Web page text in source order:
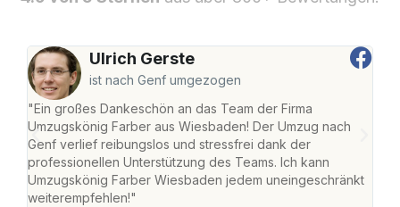
Ulrich Gerste
ist nach Genf umgezogen
"Ein großes Dankeschön an das Team der Firma
Umzugskönig Farber aus Wiesbaden! Der Umzug nach
Genf verlief reibungslos und stressfrei dank der
professionellen Unterstützung des Teams. Ich kann
Umzugskönig Farber Wiesbaden jedem uneingeschränkt
weiterempfehlen!"